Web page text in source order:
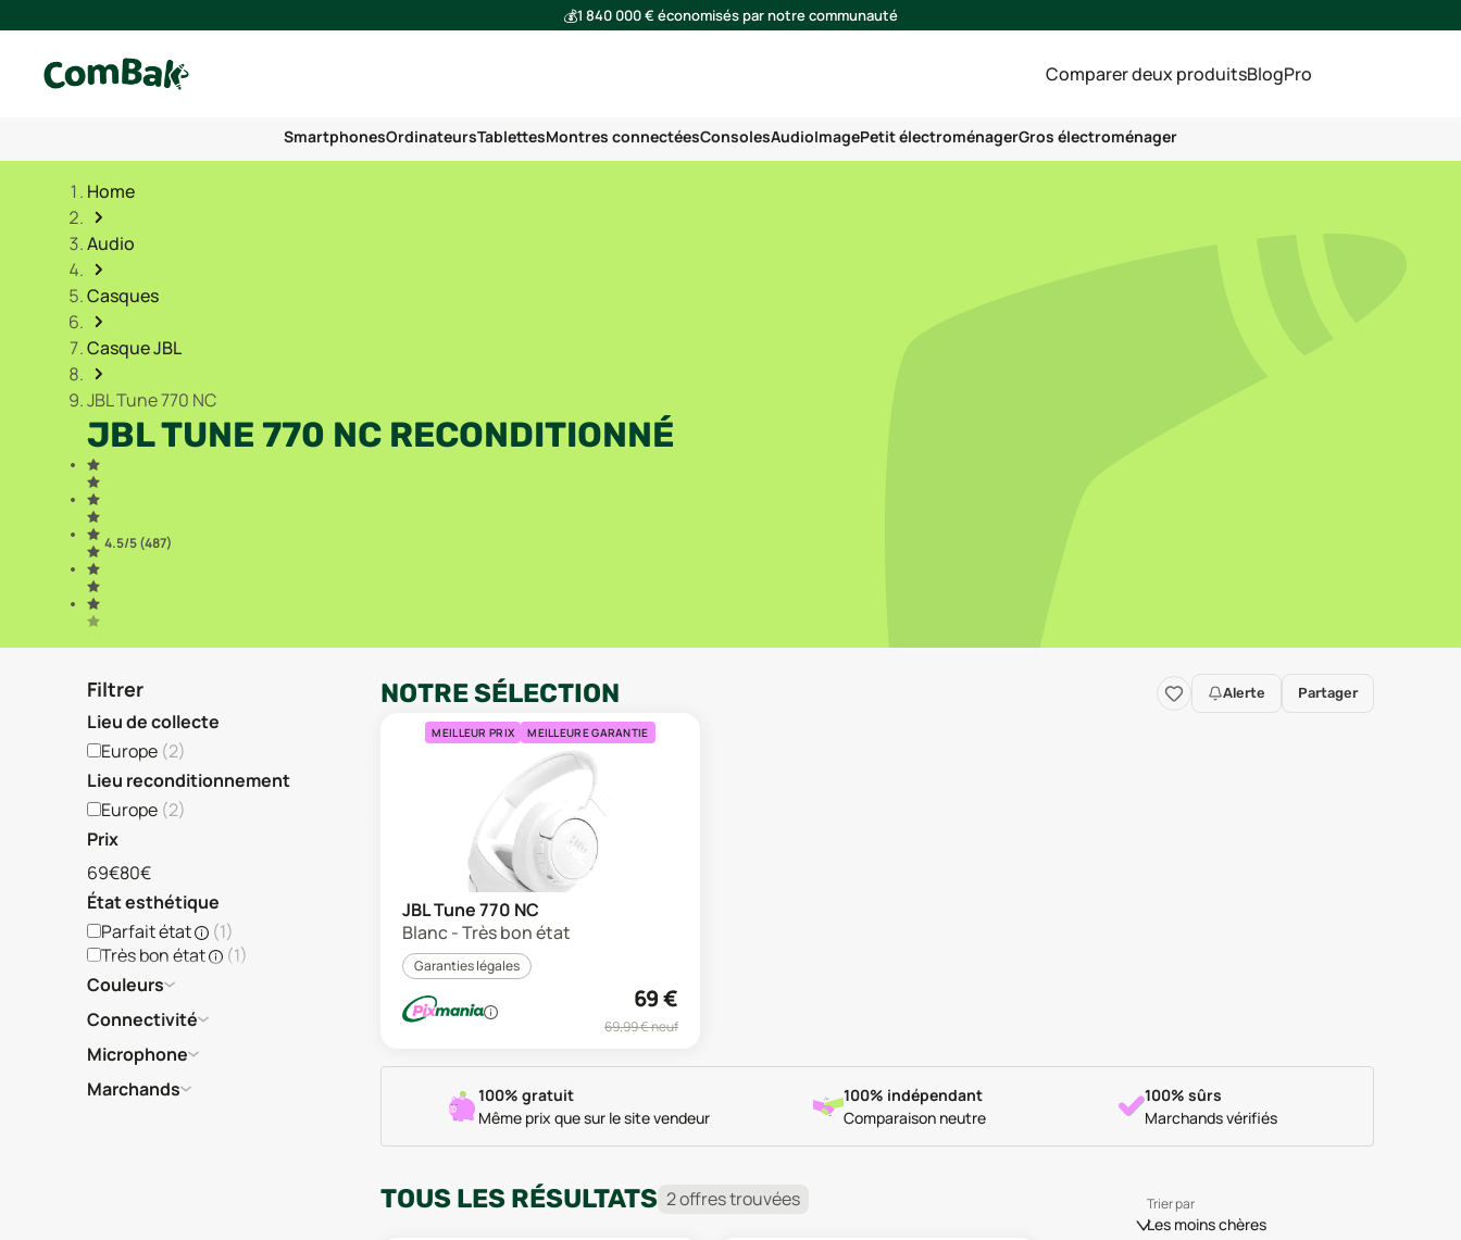
💰1 840 000 € économisés par notre communauté
Comparer deux produitsBlogPro
SmartphonesOrdinateursTablettesMontres connectéesConsolesAudioImagePetit électroménagerGros électroménager
Home
Audio
Casques
Casque JBL
JBL Tune 770 NC
JBL TUNE 770 NC RECONDITIONNÉ
4.5/5 (487)
Filtrer
Lieu de collecte
Europe (2)
Lieu reconditionnement
Europe (2)
Prix
69€80€
État esthétique
Parfait état
(1)
Très bon état
(1)
Couleurs
Connectivité
Microphone
Marchands
NOTRE SÉLECTION Alerte Partager
MEILLEUR PRIX MEILLEURE GARANTIE
JBL Tune 770 NC
Blanc - Très bon état
Garanties légales
69€
69,99€ neuf
100% gratuit
Même prix que sur le site vendeur
100% indépendant
Comparaison neutre
100% sûrs
Marchands vérifiés
TOUS LES RÉSULTATS 2offrestrouvées Trier par
Les moins chères